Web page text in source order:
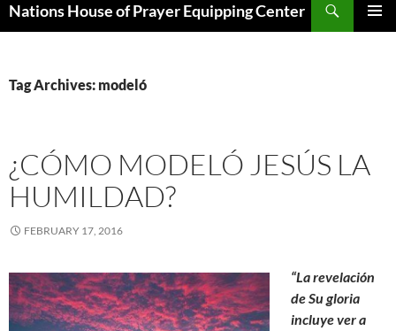
Nations House of Prayer Equipping Center
Tag Archives: modeló
¿CÓMO MODELÓ JESÚS LA
HUMILDAD?
FEBRUARY 17, 2016
“La revelación
de Su gloria
incluye ver a